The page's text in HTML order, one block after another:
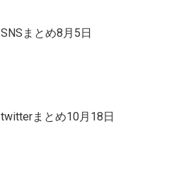
SNSまとめ8月5日
twitterまとめ10月18日